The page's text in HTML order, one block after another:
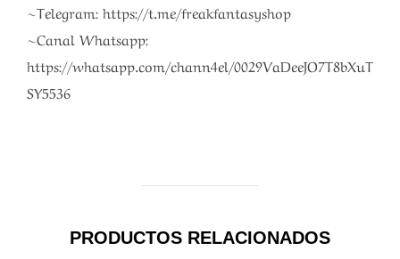
~Telegram: https://t.me/freakfantasyshop
~Canal Whatsapp:
https://whatsapp.com/chann4el/0029VaDeeJO7T8bXuT
SY5536
PRODUCTOS RELACIONADOS